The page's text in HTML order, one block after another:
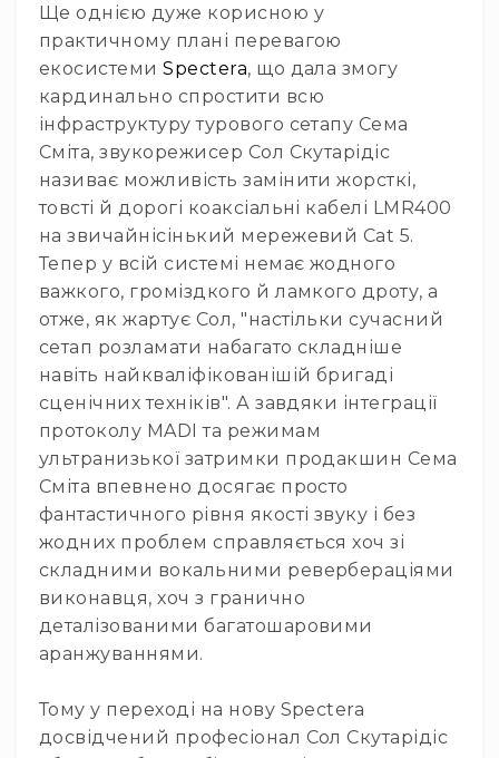
Музичні
інструменти
Гітари
та
гітарне
обладнання
Електрогітари
Бас-
гітари
Акустичні
гітари
Класичні
гітари
Гітарні
підсилювачі
Гітарні
кабінети
Комбопідсилювачі
Аксесуари
та
компоненти
Ударні
інструменти
Акустичні
перкусія
Електроні
Ще однією дуже корисною у
практичному плані перевагою
екосистемиSpectera, що дала змогу
кардинально спростити всю
інфраструктуру турового сетапу Сема
Сміта, звукорежисер Сол Скутарідіс
називає можливість замінити жорсткі,
товсті й дорогі коаксіальні кабелі LMR400
на звичайнісінький мережевий Cat 5.
Тепер у всій системі немає жодного
важкого, громіздкого й ламкого дроту, а
отже, як жартує Сол, "настільки сучасний
сетап розламати набагато складніше
навіть найкваліфікованішій бригаді
сценічних техніків". А завдяки інтеграції
протоколу MADI та режимам
ультранизької затримки продакшин Сема
Сміта впевнено досягає просто
фантастичного рівня якості звуку і без
жодних проблем справляється хоч зі
складними вокальними ревербераціями
виконавця, хоч з гранично
деталізованими багатошаровими
аранжуваннями.
Тому у переході на нову Spectera
досвідчений професіонал Сол Скутарідіс